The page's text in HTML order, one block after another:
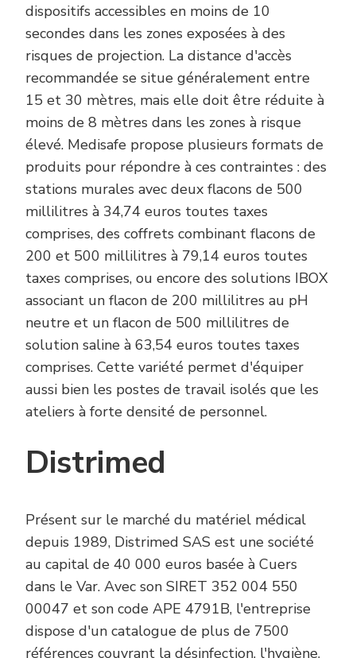
dispositifs accessibles en moins de 10
secondes dans les zones exposées à des
risques de projection. La distance d'accès
recommandée se situe généralement entre
15 et 30 mètres, mais elle doit être réduite à
moins de 8 mètres dans les zones à risque
élevé. Medisafe propose plusieurs formats de
produits pour répondre à ces contraintes : des
stations murales avec deux flacons de 500
millilitres à 34,74 euros toutes taxes
comprises, des coffrets combinant flacons de
200 et 500 millilitres à 79,14 euros toutes
taxes comprises, ou encore des solutions IBOX
associant un flacon de 200 millilitres au pH
neutre et un flacon de 500 millilitres de
solution saline à 63,54 euros toutes taxes
comprises. Cette variété permet d'équiper
aussi bien les postes de travail isolés que les
ateliers à forte densité de personnel.
Distrimed
Présent sur le marché du matériel médical
depuis 1989, Distrimed SAS est une société
au capital de 40 000 euros basée à Cuers
dans le Var. Avec son SIRET 352 004 550
00047 et son code APE 4791B, l'entreprise
dispose d'un catalogue de plus de 7500
références couvrant la désinfection, l'hygiène,